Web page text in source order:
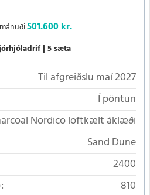
501.600 kr.
5 sæta
Til afgreiðslu maí 2027
Í pöntun
Nordico loftkælt áklæði
Sand Dune
2400
810